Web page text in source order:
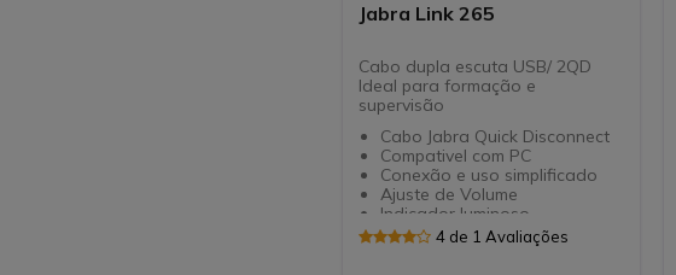
Jabra Link 265
Cabo dupla escuta USB/ 2QD
Ideal para formação e
supervisão
Cabo Jabra Quick Disconnect
Compativel com PC
Conexão e uso simplificado
Ajuste de Volume
Indicador luminoso
Desativação de microfone
Control de chamadas
4 de 1 Avaliações